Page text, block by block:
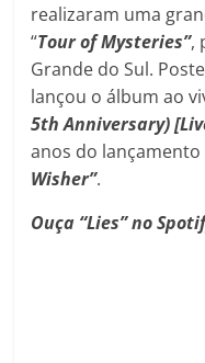
realizaram uma
“Tour of Mysteries”,
Grande do Sul.
lançou o álbum ao
5th Anniversary)
anos do lançamento
Wisher”.
Ouça “Lies” no